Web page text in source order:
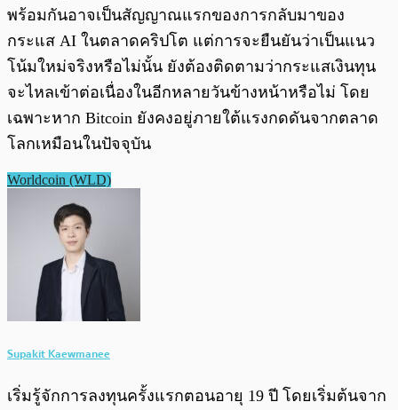
พร้อมกันอาจเป็นสัญญาณแรกของการกลับมาของ
กระแส AI ในตลาดคริปโต แต่การจะยืนยันว่าเป็นแนว
โน้มใหม่จริงหรือไม่นั้น ยังต้องติดตามว่ากระแสเงินทุน
จะไหลเข้าต่อเนื่องในอีกหลายวันข้างหน้าหรือไม่ โดย
เฉพาะหาก Bitcoin ยังคงอยู่ภายใต้แรงกดดันจากตลาด
โลกเหมือนในปัจจุบัน
Worldcoin (WLD)
Supakit Kaewmanee
เริ่มรู้จักการลงทุนครั้งแรกตอนอายุ 19 ปี โดยเริ่มต้นจาก